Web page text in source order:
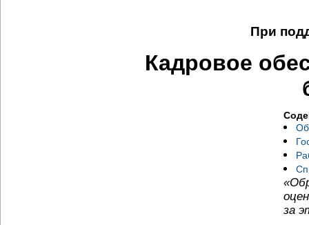
При
Кадровое
за